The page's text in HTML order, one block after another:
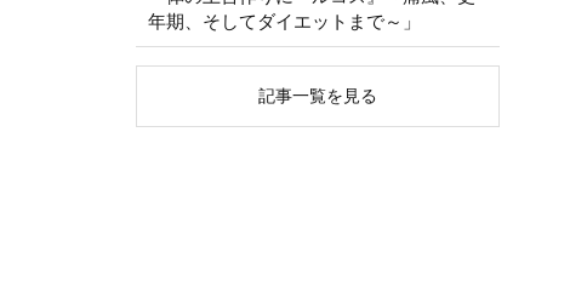
年期、そしてダイエットまで～」
記事一覧を見る